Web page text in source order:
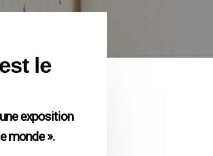
le
exposition
monde ».